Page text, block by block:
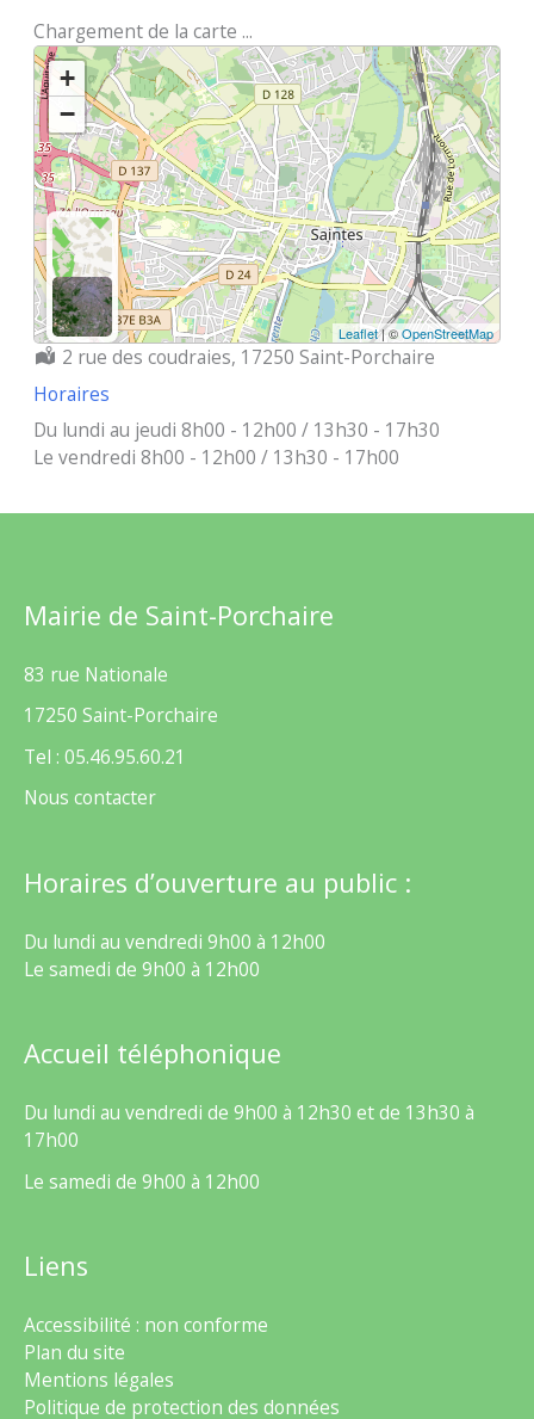
Chargement de la carte ...
+
−
Leaflet| ©OpenStreetMap
Localisation :
2 rue des coudraies, 17250 Saint-Porchaire
Horaires
Du lundi au jeudi 8h00 - 12h00 / 13h30 - 17h30
Le vendredi 8h00 - 12h00 / 13h30 - 17h00
Mairie de Saint-Porchaire
83 rue Nationale
17250 Saint-Porchaire
Tel : 05.46.95.60.21
Nous contacter
Horaires d’ouverture au public :
Du lundi au vendredi 9h00 à 12h00
Le samedi de 9h00 à 12h00
Accueil téléphonique
Du lundi au vendredi de 9h00 à 12h30 et de 13h30 à
17h00
Le samedi de 9h00 à 12h00
Liens
Accessibilité : non conforme
Plan du site
Mentions légales
Politique de protection des données